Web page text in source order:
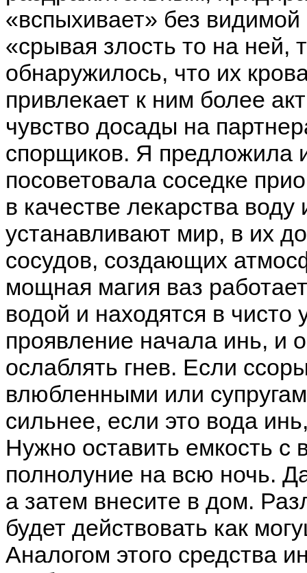
«вспыхивает» без
«срывая злость то на ней,
обнаружилось, что их
привлекает к ним более
чувство досады на
спорщиков. Я предложила
посоветовала соседке
в качестве лекарства
устанавливают мир, в их
сосудов, создающих
мощная магия ваз
водой и находятся в
проявление начала инь, и
ослаблять гнев. Если
влюбленными или
сильнее, если это вода
Нужно оставить емкость с
полнолуние на всю ночь.
а затем внесите в дом.
будет действовать как
Аналогом этого средства